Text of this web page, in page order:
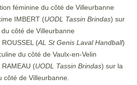
féminine du côté de Villeurbanne
IMBERT (UODL Tassin Brindas) sur
côté de Villeurbanne
ROUSSEL (AL St Genis Laval Handball)
du côté de Vaulx-en-Velin
RAMEAU (UODL Tassin Brindas) sur la
côté de Villeurbanne.